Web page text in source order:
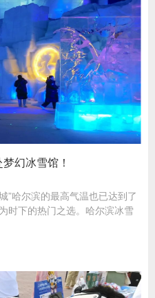
幻冰雪馆！
”哈尔滨的最高气温也已达到了
下的热门之选。哈尔滨冰雪
40℃的温差，成为南方游客青